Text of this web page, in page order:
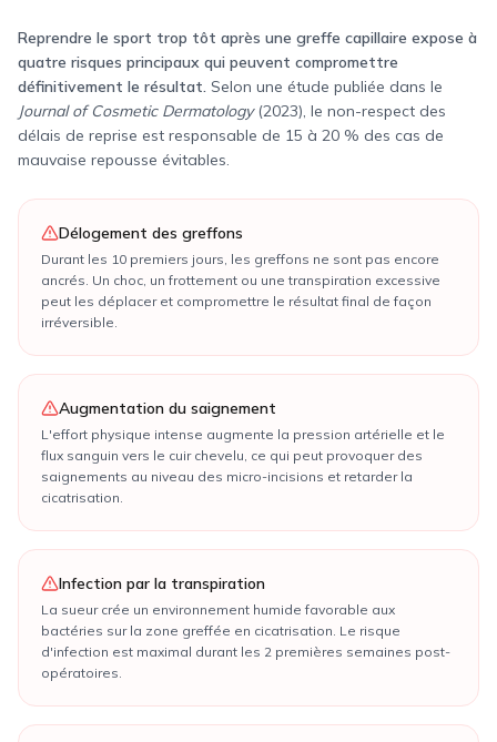
Reprendre le sport trop tôt après une greffe capillaire expose à
quatre risques principaux qui peuvent compromettre
définitivement le résultat. Selon une étude publiée dans le
Journal of Cosmetic Dermatology(2023), le non-respect des
délais de reprise est responsable de 15 à 20 % des cas de
mauvaise repousse évitables.
Délogement des greffons
Durant les 10 premiers jours, les greffons ne sont pas encore
ancrés. Un choc, un frottement ou une transpiration excessive
peut les déplacer et compromettre le résultat final de façon
irréversible.
Augmentation du saignement
L'effort physique intense augmente la pression artérielle et le
flux sanguin vers le cuir chevelu, ce qui peut provoquer des
saignements au niveau des micro-incisions et retarder la
cicatrisation.
Infection par la transpiration
La sueur crée un environnement humide favorable aux
bactéries sur la zone greffée en cicatrisation. Le risque
d'infection est maximal durant les 2 premières semaines post-
opératoires.